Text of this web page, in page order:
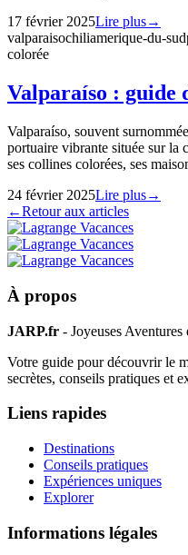
17 février 2025Lire plus→
valparaisochiliamerique-du-sud
colorée
Valparaíso : guide
Valparaíso, souvent
portuaire vibrante située sur la
ses collines colorées, ses
24 février 2025Lire plus→
←Retour aux articles
À propos
JARP.fr - Joyeuses Aventures
Votre guide pour découvrir le
secrètes, conseils pratiques et
Liens rapides
Destinations
Conseils pratiques
Expériences uniques
Explorer
Informations légales